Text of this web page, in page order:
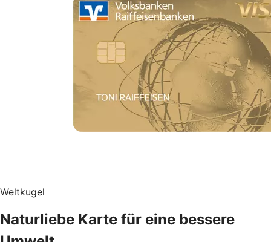
Weltkugel
Naturliebe Karte für eine bessere